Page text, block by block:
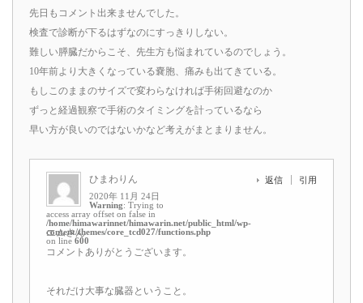
先日もコメント出来ませんでした。
検査で診断が下るはずなのにすっきりしない。
難しい膵臓だからこそ、先生方も悩まれているのでしょう。
10年前より大きくなっている嚢胞、痛みも出てきている。
もしこのままのサイズで変わらなければ手術回避なのか
ずっと経過観察で手術のタイミングを計っているなら
早い方が良いのではないかなど考えがまとまりません。
ひまわりん
2020年 11月 24日
Warning: Trying to
access array offset on false in
/home/himawarinnet/himawarin.net/public_html/wp-
content/themes/core_tcd027/functions.php
on line 600
返信 引用
エムさん
コメントありがとうございます。
それだけ大事な臓器ということ。